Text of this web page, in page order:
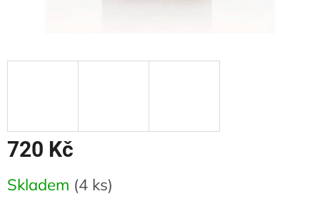
720 Kč
cena:
Skladem (4 ks)